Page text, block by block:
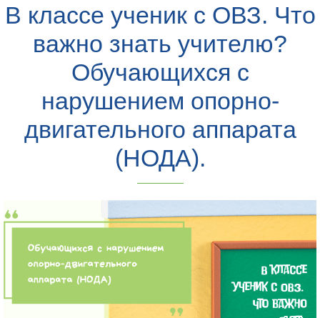
В классе ученик с ОВЗ. Что
важно знать учителю?
Обучающихся с
нарушением опорно-
двигательного аппарата
(НОДА).